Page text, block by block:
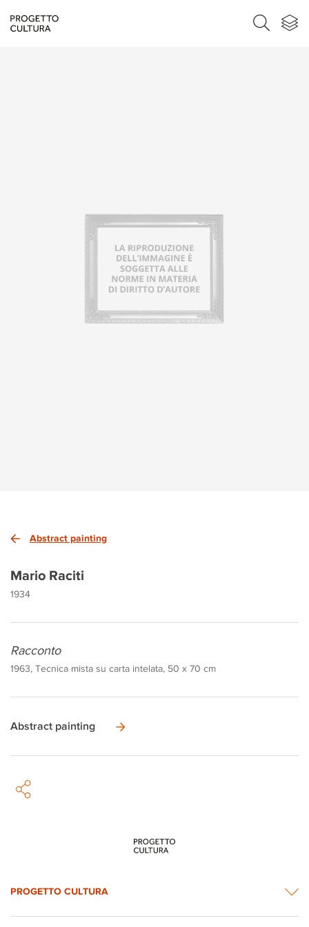
Abstract painting
Mario Raciti
1934
Racconto
1963, Tecnica mista su carta intelata, 50 x 70 cm
Abstract painting
PROGETTO CULTURA